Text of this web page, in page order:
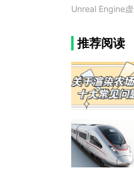
Unreal Engine
推荐阅读
3D
云渲染农场使用
渲染图黑色
建筑效果图渲染
CG角色制作心得
渲染技巧
雕
Blender云端渲染
Blender
CG渲
3dmax云端渲染
渲染图
CG原画
推荐阅读